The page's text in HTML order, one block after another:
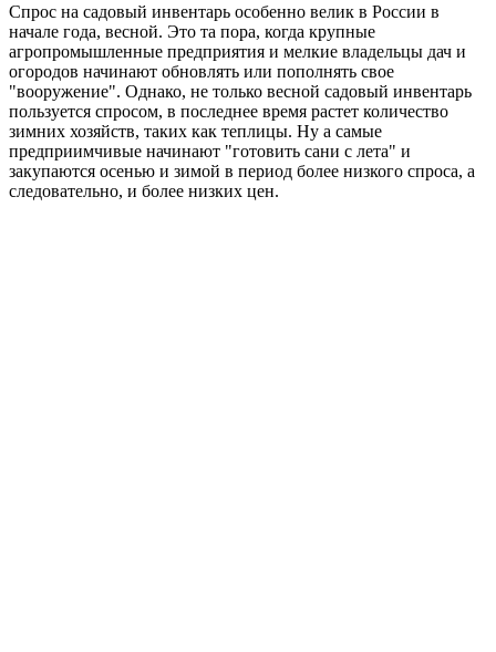
Спрос на садовый инвентарь особенно велик в России в
начале года, весной. Это та пора, когда крупные
агропромышленные предприятия и мелкие владельцы дач и
огородов начинают обновлять или пополнять свое
"вооружение". Однако, не только весной садовый инвентарь
пользуется спросом, в последнее время растет количество
зимних хозяйств, таких как теплицы. Ну а самые
предприимчивые начинают "готовить сани с лета" и
закупаются осенью и зимой в период более низкого спроса, а
следовательно, и более низких цен.